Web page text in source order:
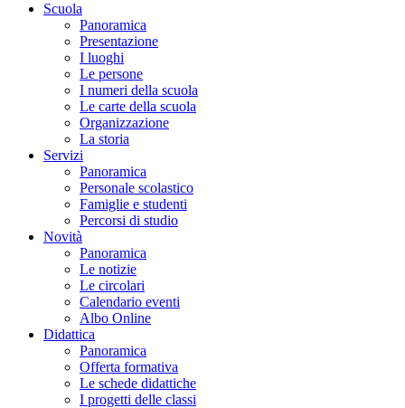
Scuola
Panoramica
Presentazione
I luoghi
Le persone
I numeri della scuola
Le carte della scuola
Organizzazione
La storia
Servizi
Panoramica
Personale scolastico
Famiglie e studenti
Percorsi di studio
Novità
Panoramica
Le notizie
Le circolari
Calendario eventi
Albo Online
Didattica
Panoramica
Offerta formativa
Le schede didattiche
I progetti delle classi